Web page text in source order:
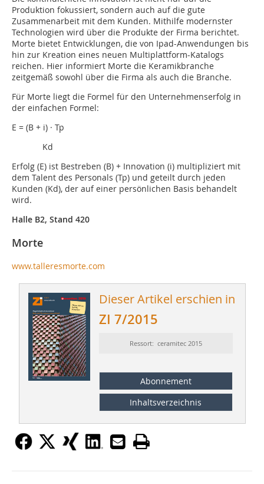
Produktion fokussiert, sondern auch auf die gute
Zusammenarbeit mit dem Kunden. Mithilfe modernster
Technologien wird über die Produkte der Firma berichtet.
Morte bietet Entwicklungen, die von Ipad-Anwendungen bis
hin zur Kreation eines neuen Multiplattform-Katalogs
reichen. Hier informiert Morte die Keramikbranche
zeitgemäß sowohl über die Firma als auch die Branche.
Für Morte liegt die Formel für den Unternehmenserfolg in
der einfachen Formel:
E = (B + i) · Tp
Kd
Erfolg (E) ist Bestreben (B) + Innovation (i) multipliziert mit
dem Talent des Personals (Tp) und geteilt durch jeden
Kunden (Kd), der auf einer persönlichen Basis behandelt
wird.
Halle B2, Stand 420
Morte
www.talleresmorte.com
Dieser Artikel erschien in
ZI 7/2015
Ressort: ceramitec 2015
Abonnement
Inhaltsverzeichnis